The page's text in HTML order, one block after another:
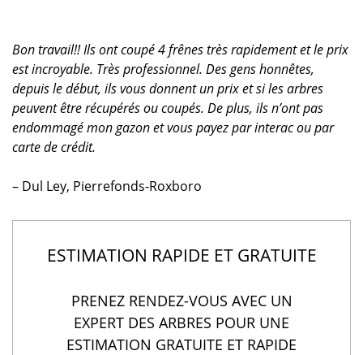
Bon travail!! Ils ont coupé 4 frênes très rapidement et le prix
est incroyable. Très professionnel. Des gens honnêtes,
depuis le début, ils vous donnent un prix et si les arbres
peuvent être récupérés ou coupés. De plus, ils n’ont pas
endommagé mon gazon et vous payez par interac ou par
carte de crédit.
– Dul Ley, Pierrefonds-Roxboro
ESTIMATION RAPIDE ET GRATUITE
PRENEZ RENDEZ-VOUS AVEC UN
EXPERT DES ARBRES POUR UNE
ESTIMATION GRATUITE ET RAPIDE